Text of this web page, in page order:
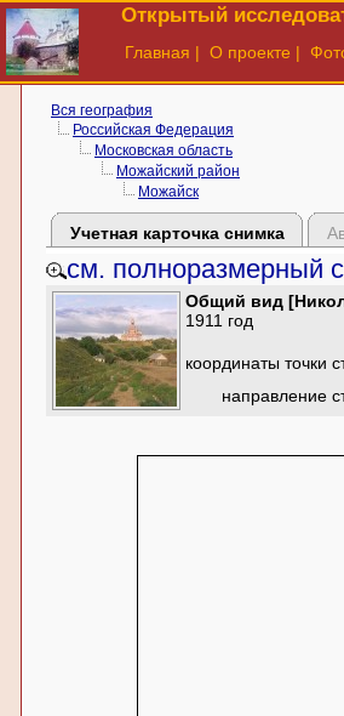
Открытый
Главная | О проекте |
Вся география
Российская Федерация
Московская область
Можайский район
Можайск
Учетная карточка снимка
см. полноразмерный
Общий вид
1911 год
координаты точки
направление